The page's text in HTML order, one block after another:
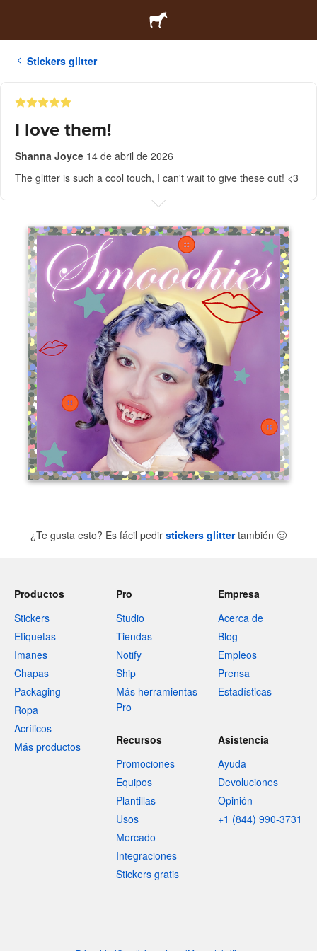
Stickers glitter
I love them!
Shanna Joyce 14 de abril de 2026
The glitter is such a cool touch, I can't wait to give these out! <3
¿Te gusta esto? Es fácil pedir stickers glittertambién 🙂
Productos
Stickers
Etiquetas
Imanes
Chapas
Packaging
Ropa
Acrílicos
Más productos
Pro
Studio
Tiendas
Notify
Ship
Más herramientas
Pro
Empresa
Acerca de
Blog
Empleos
Prensa
Estadísticas
Recursos
Promociones
Equipos
Plantillas
Usos
Mercado
Integraciones
Stickers gratis
Asistencia
Ayuda
Devoluciones
Opinión
+1 (844) 990-3731